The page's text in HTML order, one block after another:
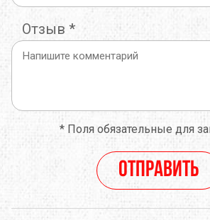
Отзыв *
*Поля обязательные для
Отправить